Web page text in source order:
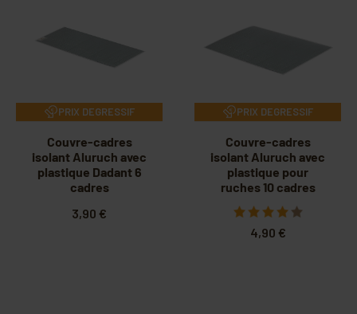
PRIX DEGRESSIF
Couvre-cadres
isolant Aluruch avec
plastique Dadant 6
cadres
3,90 €
PRIX DEGRESSIF
Couvre-cadres
isolant Aluruch avec
plastique pour
ruches 10 cadres
4,90 €